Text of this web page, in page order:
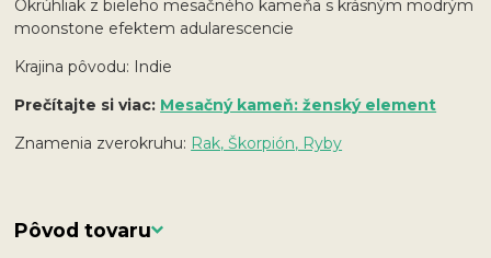
Okrúhliak z bieleho mesačného kameňa s krásným modrým
moonstone efektem adularescencie
Krajina pôvodu: Indie
Prečítajte si viac: Mesačný kameň: ženský element
Znamenia zverokruhu: Rak, Škorpión, Ryby
Pôvod tovaru